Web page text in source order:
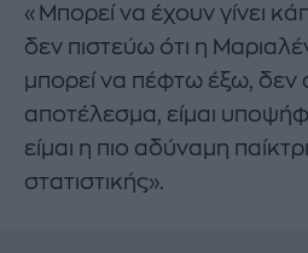
«Μπορεί να έχουν γίνει
δεν πιστεύω ότι η
μπορεί να πέφτω έξω, δεν
αποτέλεσμα, είμαι
είμαι η πιο αδύναμη
στατιστικής».